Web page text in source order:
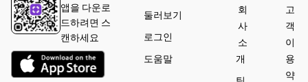
앱을 다운로
드하려면 스
캔하세요
둘러보기
로그인
도움말
회
사
소
개
고
객
이
용
약